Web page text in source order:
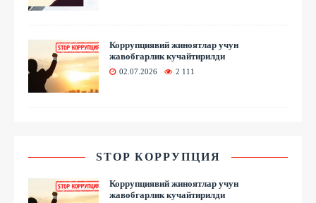
Коррупциявий жиноятлар учун
жавобгарлик кучайтирилди
02.07.2026 2 111
STOP КОРРУПЦИЯ
Коррупциявий жиноятлар учун
жавобгарлик кучайтирилди